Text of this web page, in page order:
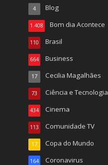
Blog
4
Bom dia Acontece
1.408
Brasil
110
Business
664
Cecilia Magalhães
17
Ciência e Tecnologia
73
Cinema
434
Comunidade TV
113
Copa do Mundo
17
Coronavirus
164